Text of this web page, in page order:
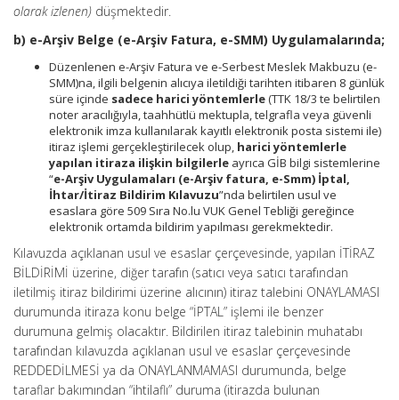
olarak izlenen) düşmektedir.
b) e-Arşiv Belge (e-Arşiv Fatura, e-SMM) Uygulamalarında;
Düzenlenen e-Arşiv Fatura ve e-Serbest Meslek Makbuzu (e-
SMM)na, ilgili belgenin alıcıya iletildiği tarihten itibaren 8 günlük
süre içinde sadece harici yöntemlerle(TTK 18/3 te belirtilen
noter aracılığıyla, taahhütlü mektupla, telgrafla veya güvenli
elektronik imza kullanılarak kayıtlı elektronik posta sistemi ile)
itiraz işlemi gerçekleştirilecek olup, harici yöntemlerle
yapılan itiraza ilişkin bilgilerle ayrıca GİB bilgi sistemlerine
“e-Arşiv Uygulamaları (e-Arşiv fatura, e-Smm) İptal,
İhtar/İtiraz Bildirim Kılavuzu”nda belirtilen usul ve
esaslara göre 509 Sıra No.lu VUK Genel Tebliği gereğince
elektronik ortamda bildirim yapılması gerekmektedir.
Kılavuzda açıklanan usul ve esaslar çerçevesinde, yapılan İTİRAZ
BİLDİRİMİ üzerine, diğer tarafın (satıcı veya satıcı tarafından
iletilmiş itiraz bildirimi üzerine alıcının) itiraz talebini ONAYLAMASI
durumunda itiraza konu belge “İPTAL” işlemi ile benzer
durumuna gelmiş olacaktır. Bildirilen itiraz talebinin muhatabı
tarafından kılavuzda açıklanan usul ve esaslar çerçevesinde
REDDEDİLMESİ ya da ONAYLANMAMASI durumunda, belge
taraflar bakımından “ihtilaflı” duruma (itirazda bulunan